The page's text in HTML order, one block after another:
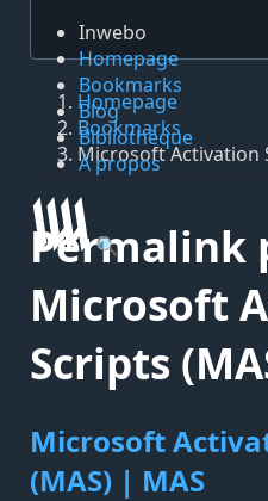
Inwebo
Homepage
Bookmarks
Blog
Bibliothèque
À propos
🔍
Homepage
Bookmarks
Microsoft Activation
Permalink
Microsoft
Scripts
Microsoft
(MAS) | MAS